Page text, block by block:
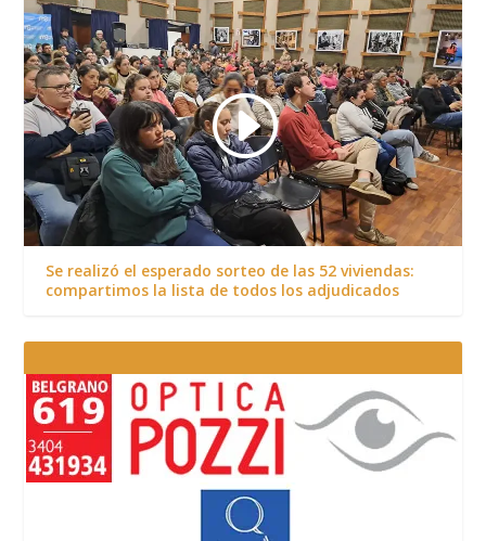
Se realizó el esperado sorteo de las 52 viviendas:
compartimos la lista de todos los adjudicados